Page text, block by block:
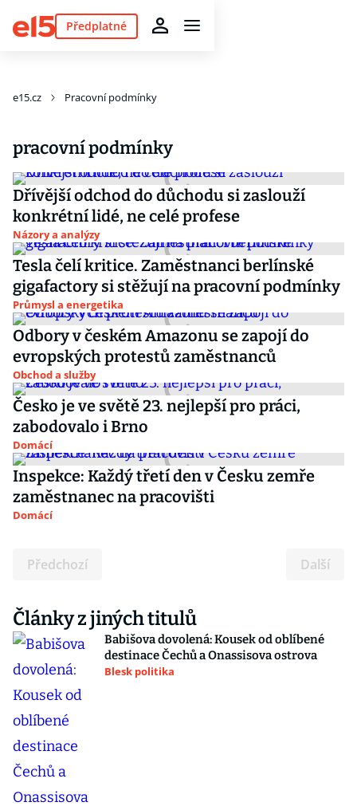
Předplatné
e15.cz Pracovní podmínky
pracovní podmínky
Dřívější odchod do důchodu si zaslouží
konkrétní lidé, ne celé profese
Názory a analýzy
Tesla čelí kritice. Zaměstnanci berlínské
gigafactory si stěžují na pracovní podmínky
Průmysl a energetika
Odbory v českém Amazonu se zapojí do
evropských protestů zaměstnanců
Obchod a služby
Česko je ve světě 23. nejlepší pro práci,
zabodovalo i Brno
Domácí
Inspekce: Každý třetí den v Česku zemře
zaměstnanec na pracovišti
Domácí
Předchozí Další
Články z jiných titulů
Babišova dovolená: Kousek od oblíbené
destinace Čechů a Onassisova ostrova
Blesk politika